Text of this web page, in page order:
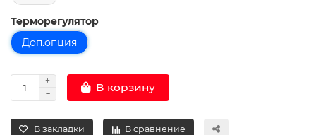
Терморегулятор
Доп.опция
В корзину
В закладки В сравнение